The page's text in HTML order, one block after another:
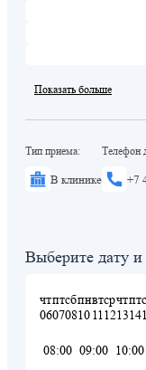
Показать больше
Тип приема:
В клинике
Телефон
+7
Выберите дату и
чт
06
пт
07
сб
08
пн
10
вт
11
ср
12
чт
13
пт
14
08:00 09:00 10:00